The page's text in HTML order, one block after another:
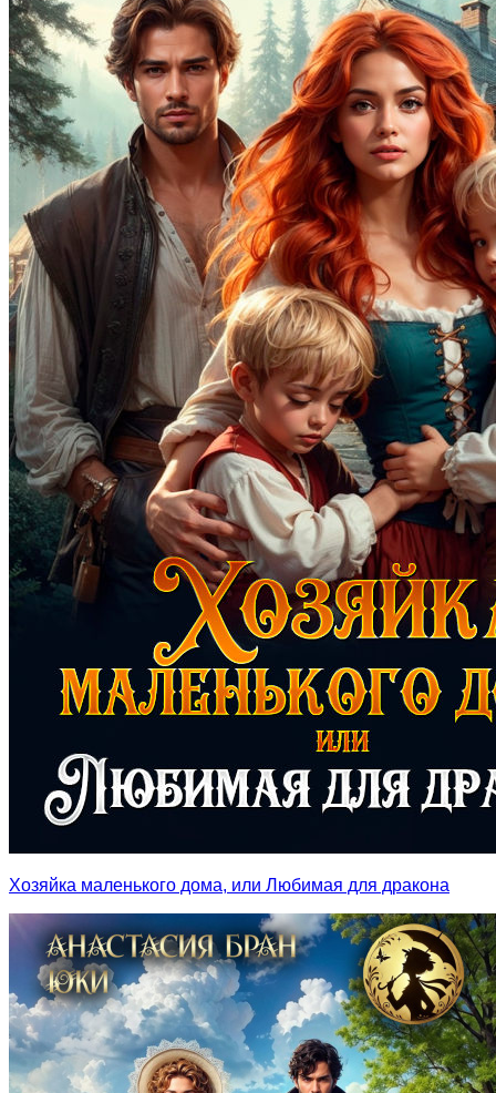
Хозяйка маленького дома, или Любимая для дракона